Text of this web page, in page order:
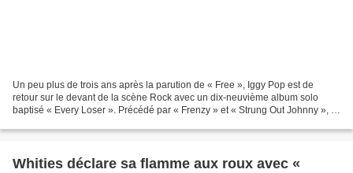
Un peu plus de trois ans après la parution de « Free », Iggy Pop est de
retour sur le devant de la scène Rock avec un dix-neuvième album solo
baptisé « Every Loser ». Précédé par « Frenzy » et « Strung Out Johnny », le
Whities déclare sa flamme aux roux avec «